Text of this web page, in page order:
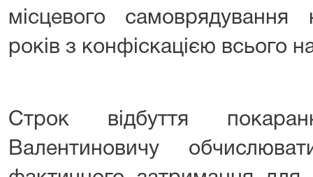
місцевого самоврядування
років з конфіскацією всього
Строк відбуття
Валентиновичу